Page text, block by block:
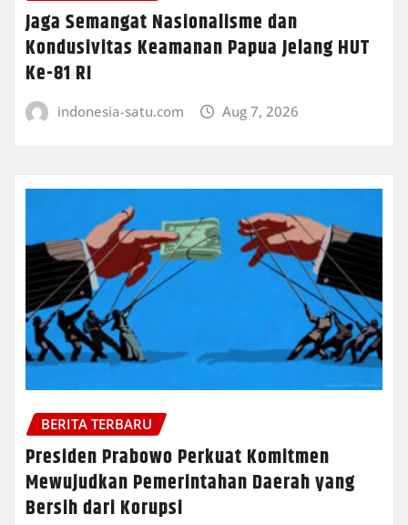
Jaga Semangat Nasionalisme dan
Kondusivitas Keamanan Papua Jelang HUT
Ke-81 RI
indonesia-satu.com Aug 7, 2026
BERITA TERBARU
Presiden Prabowo Perkuat Komitmen
Mewujudkan Pemerintahan Daerah yang
Bersih dari Korupsi